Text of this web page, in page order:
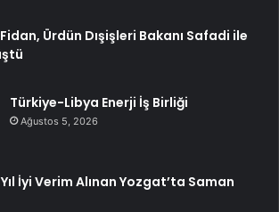
Ürdün Dışişleri Bakanı Safadi ile
Türkiye-Libya Enerji İş Birliği
Ağustos 5, 2026
İyi Verim Alınan Yozgat’ta Saman